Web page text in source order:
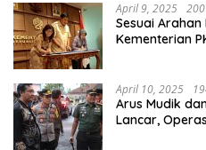
April 9, 2025
Sesuai
Kementerian
April 10, 2025
Arus Mudik
Lancar,